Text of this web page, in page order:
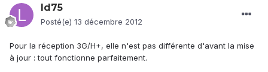
ld75
Posté(e) 13 décembre 2012
Pour la réception 3G/H+, elle n'est pas différente d'avant la mise
à jour : tout fonctionne parfaitement.